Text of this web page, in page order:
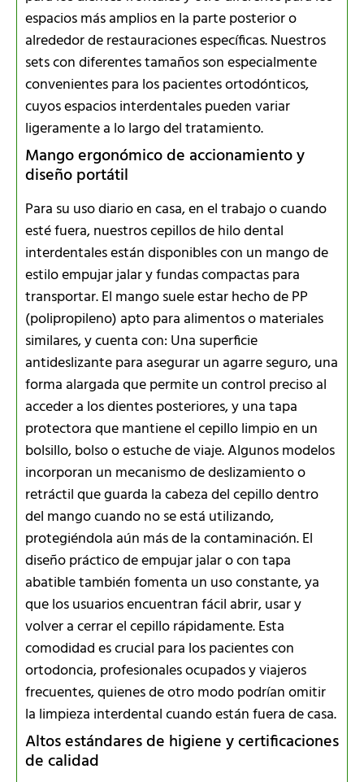
espacios más amplios en la parte posterior o
alrededor de restauraciones específicas. Nuestros
sets con diferentes tamaños son especialmente
convenientes para los pacientes ortodónticos,
cuyos espacios interdentales pueden variar
ligeramente a lo largo del tratamiento.
Mango ergonómico de accionamiento y
diseño portátil
Para su uso diario en casa, en el trabajo o cuando
esté fuera, nuestros cepillos de hilo dental
interdentales están disponibles con un mango de
estilo empujar jalar y fundas compactas para
transportar. El mango suele estar hecho de PP
(polipropileno) apto para alimentos o materiales
similares, y cuenta con: Una superficie
antideslizante para asegurar un agarre seguro, una
forma alargada que permite un control preciso al
acceder a los dientes posteriores, y una tapa
protectora que mantiene el cepillo limpio en un
bolsillo, bolso o estuche de viaje. Algunos modelos
incorporan un mecanismo de deslizamiento o
retráctil que guarda la cabeza del cepillo dentro
del mango cuando no se está utilizando,
protegiéndola aún más de la contaminación. El
diseño práctico de empujar jalar o con tapa
abatible también fomenta un uso constante, ya
que los usuarios encuentran fácil abrir, usar y
volver a cerrar el cepillo rápidamente. Esta
comodidad es crucial para los pacientes con
ortodoncia, profesionales ocupados y viajeros
frecuentes, quienes de otro modo podrían omitir
la limpieza interdental cuando están fuera de casa.
Altos estándares de higiene y certificaciones
de calidad